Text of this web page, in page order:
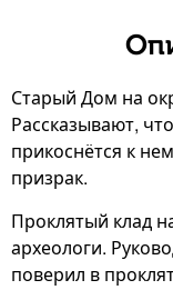
Старый Дом на
Рассказывают,
прикоснётся к
призрак.
Проклятый клад
археологи.
поверил в